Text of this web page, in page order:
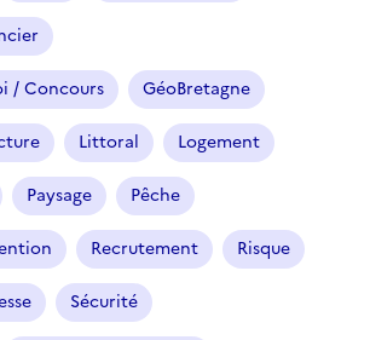
e
c
t
i
o
n
n
é
)
/ Concours GéoBretagne
Littoral Logement
Paysage Pêche
Recrutement Risque
Sécurité